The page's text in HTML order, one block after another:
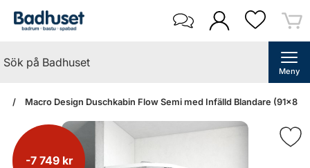
Meny
Macro Design Duschkabin Flow Semi med Infälld Blandare (91x81
-7 749 kr